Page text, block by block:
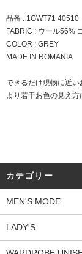
品番 : 1GWT71 40510
FABRIC : ウール56%
COLOR : GREY
MADE IN ROMANIA
できるだけ現物に近
より若干お色の見え方
カテゴリー
MEN'S MODE
LADY'S